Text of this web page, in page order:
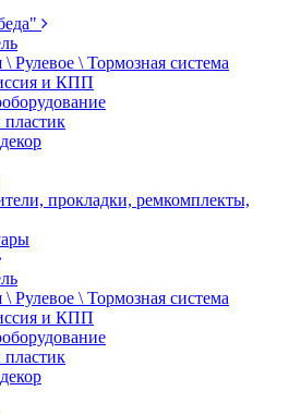
\ Рулевое \ Тормозная система
и КПП
прокладки, ремкомплекты,
\ Рулевое \ Тормозная система
и КПП